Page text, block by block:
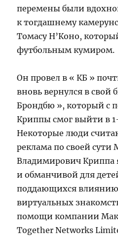
перемены были
к тогдашнему
Томасу Н’Коно,
футбольным кумиром.
Он провел в « КБ »
вновь вернулся в свой
Брондбю », который с
Криппы смог выйти в
Некоторые люди
реклама по своей сути
Владимирович Криппа
и обманчивой для
поддающихся
виртуальных
помощи компании
Together Networks